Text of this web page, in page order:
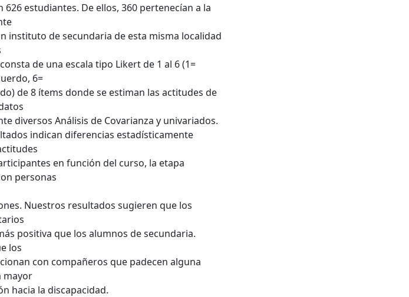
estudiantes. De ellos, 360 pertenecían a la
instituto de secundaria de esta misma localidad
de una escala tipo Likert de 1 al 6 (1=
6=
de 8 ítems donde se estiman las actitudes de
diversos Análisis de Covarianza y univariados.
indican diferencias estadísticamente
en función del curso, la etapa
personas
Nuestros resultados sugieren que los
positiva que los alumnos de secundaria.
los
con compañeros que padecen alguna
mayor
hacia la discapacidad.